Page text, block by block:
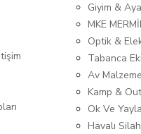
Giyim &
MKE
Optik &
Tabanca
Av
Kamp &
Ok Ve
Havalı